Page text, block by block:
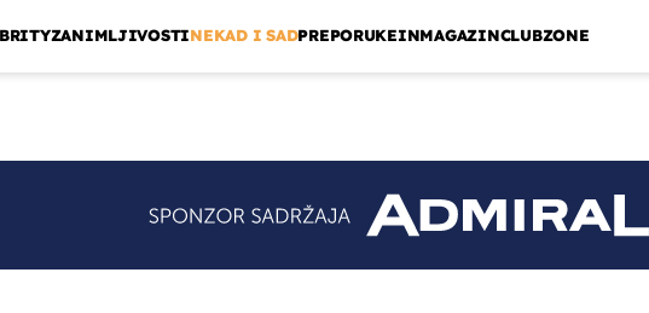
ZANIMLJIVOSTINEKAD I SADPREPORUKEINMAGAZINCLUBZONE